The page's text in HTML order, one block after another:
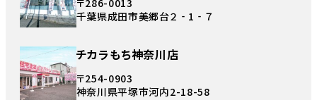
千葉県成田市美郷台２‐1‐７
チカラもち神奈川店
〒254-0903
神奈川県平塚市河内2-18-58